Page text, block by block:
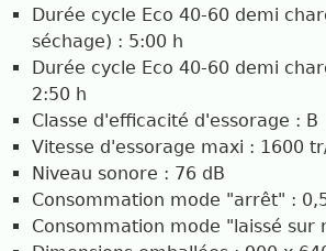
Durée cycle Eco 40-60 demi
séchage) : 5:00 h
Durée cycle Eco 40-60 demi
2:50 h
Classe d'efficacité d'essorage : B
Vitesse d'essorage maxi : 1600
Niveau sonore : 76 dB
Consommation mode "arrêt" :
Consommation mode "laissé sur